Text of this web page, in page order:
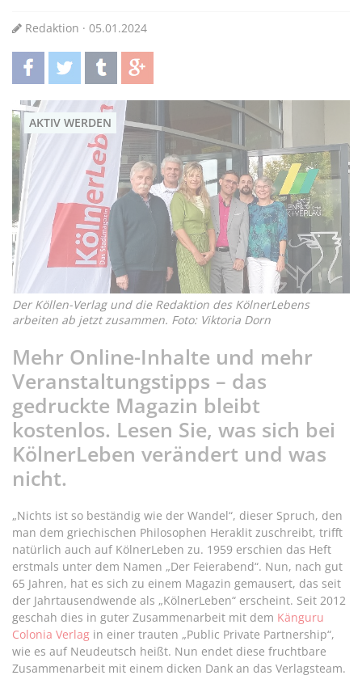
Redaktion · 05.01.2024
teilentwittern teilen teilen
AKTIV WERDEN
Der Köllen-Verlag und die Redaktion des KölnerLebens
arbeiten ab jetzt zusammen. Foto: Viktoria Dorn
Mehr Online-Inhalte und mehr
Veranstaltungstipps – das
gedruckte Magazin bleibt
kostenlos. Lesen Sie, was sich bei
KölnerLeben verändert und was
nicht.
„Nichts ist so beständig wie der Wandel“, dieser Spruch, den
man dem griechischen Philosophen Heraklit zuschreibt, trifft
natürlich auch auf KölnerLeben zu. 1959 erschien das Heft
erstmals unter dem Namen „Der Feierabend“. Nun, nach gut
65 Jahren, hat es sich zu einem Magazin gemausert, das seit
der Jahrtausendwende als „KölnerLeben“ erscheint. Seit 2012
geschah dies in guter Zusammenarbeit mit dem Känguru
Colonia Verlag in einer trauten „Public Private Partnership“,
wie es auf Neudeutsch heißt. Nun endet diese fruchtbare
Zusammenarbeit mit einem dicken Dank an das Verlagsteam.